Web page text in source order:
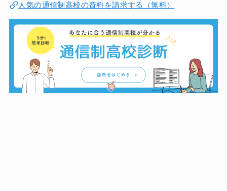
人気の通信制高校の資料を請求する（無料）